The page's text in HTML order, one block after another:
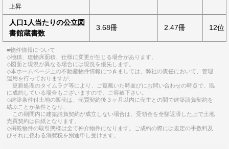
上昇
人口1人当たりの公立図
書館蔵書数
3.68冊 2.47冊 12位
■物件情報について
◇地積、建物床面積、仕様に変更が生じる場合があります。
◇図面と現況が異なる場合には現況を優先します。
◇本ホームページ上の不動産物件情報につきましては、弊社の責任において、管理
運用を行っておりますが、
更新処理のタイムラグ等により、ご覧戴いた時並びにお問い合わせの時点で、既
に成約している場合もございますので、ご容赦下さい。
◇建築条件付土地の販売は、売買契約後３ヶ月以内に売主との間で建築請負契約を
結ぶことが条件となり、
この期間内に建築請負契約が成立しない場合は、受領金を全額返済した上で土地
売買契約は白紙となります。
◇掲載物件の取引態様は全て仲介物件になります。ご成約の際には規定の手数料及
びそれに係わる消費税を別途申し受けます。